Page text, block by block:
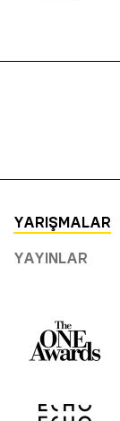
YARIŞMALAR
YAYINLAR